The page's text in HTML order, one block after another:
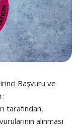
Başvuru ve
tarafından,
alınması